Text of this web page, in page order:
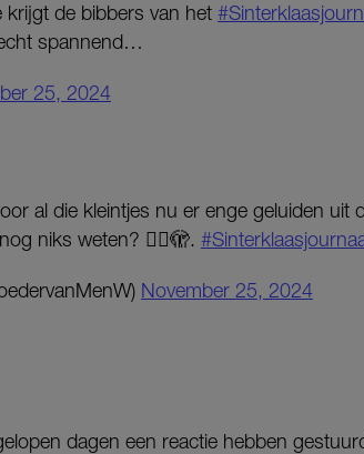
krijgt de bibbers van het
spannend…
25, 2024
al die kleintjes nu er enge geluiden uit
niks weten? 🤦‍♀️🫣.
November 25, 2024
dagen een reactie hebben